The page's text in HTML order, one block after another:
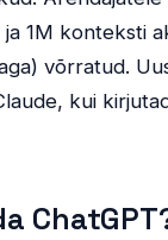
ja 1M konteksti
võrratud.
kui